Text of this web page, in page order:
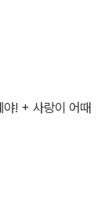
! + 사랑이 어때